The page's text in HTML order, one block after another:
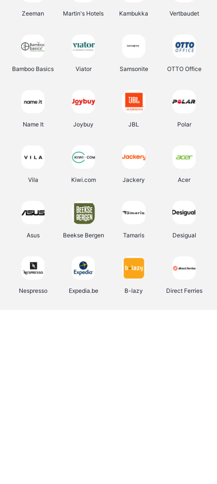
Zeeman Martin's Hotels Kambukka Vertbaudet
Bamboo Basics Viator Samsonite OTTO Office
Name It Joybuy JBL Polar
Vila Kiwi.com Jackery Acer
Asus Beekse Bergen Tamaris Desigual
Nespresso Expedia.be B-lazy Direct Ferries